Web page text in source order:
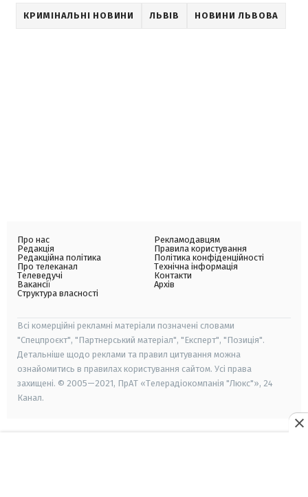
КРИМІНАЛЬНІ НОВИНИ ЛЬВІВ НОВИНИ ЛЬВОВА
Про нас
Редакція
Редакційна політика
Про телеканал
Телеведучі
Вакансії
Структура власності
Рекламодавцям
Правила користування
Політика конфіденційності
Технічна інформація
Контакти
Архів
Всі комерційні рекламні матеріали позначені словами
"Спецпроєкт", "Партнерський матеріал", "Експерт", "Позиція".
Детальніше щодо реклами та правил цитування можна
ознайомитись в правилах користування сайтом. Усі права
захищені. © 2005—2021, ПрАТ «Телерадіокомпанія "Люкс"», 24
Канал.